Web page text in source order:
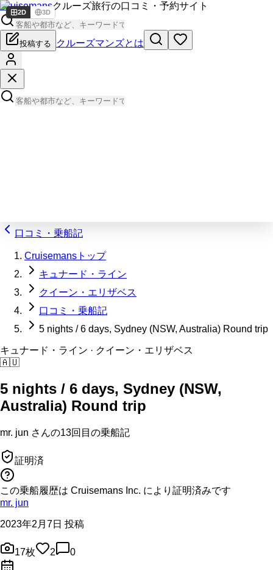
Cruisemansクルーズ旅行の口コミ・予約サイト
投稿する クルーズマンズとは
口コミ・乗船記
Cruisemansトップ
キュナード・ライン
クイーン・エリザベス
口コミ・乗船記
5 nights / 6 days, Sydney (NSW, Australia) Round trip
キュナード・ライン · クイーン・エリザベス
🇦🇺
5 nights / 6 days, Sydney (NSW,
Australia) Round trip
mr. jun さんの13回目の乗船記
証明済
この乗船履歴は Cruisemans Inc. により証明済みです
mr. jun
2023年2月7日 投稿
17枚 2 0
2D 3D